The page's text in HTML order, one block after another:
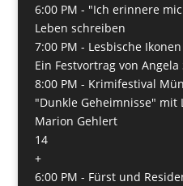
6:00 PM - "Ich erinnere
Leben schreiben
7:00 PM - Lesbische
Ein Festvortrag von Angela
8:00 PM - Krimifestival
"Dunkle Geheimnisse"
Marion Gehlert
14
+
6:00 PM - Fürst und